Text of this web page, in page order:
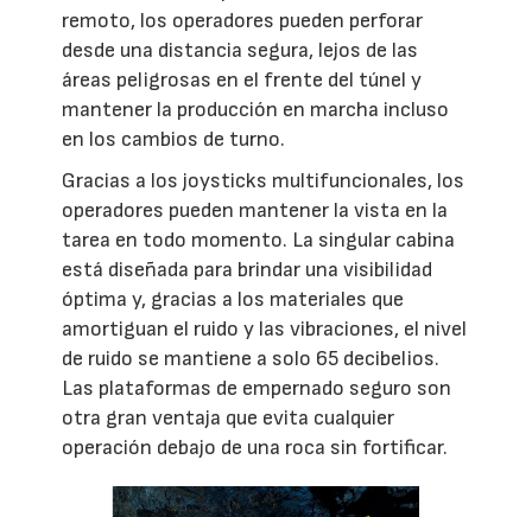
remoto, los operadores pueden perforar
desde una distancia segura, lejos de las
áreas peligrosas en el frente del túnel y
mantener la producción en marcha incluso
en los cambios de turno.
Gracias a los joysticks multifuncionales, los
operadores pueden mantener la vista en la
tarea en todo momento. La singular cabina
está diseñada para brindar una visibilidad
óptima y, gracias a los materiales que
amortiguan el ruido y las vibraciones, el nivel
de ruido se mantiene a solo 65 decibelios.
Las plataformas de empernado seguro son
otra gran ventaja que evita cualquier
operación debajo de una roca sin fortificar.